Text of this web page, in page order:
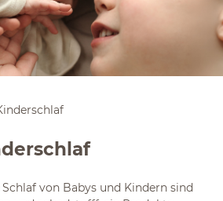
von Babys und Kindern sind